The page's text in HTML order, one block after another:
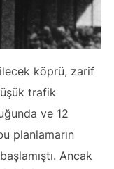
köprü, zarif
trafik
ve 12
planlamarın
Ancak